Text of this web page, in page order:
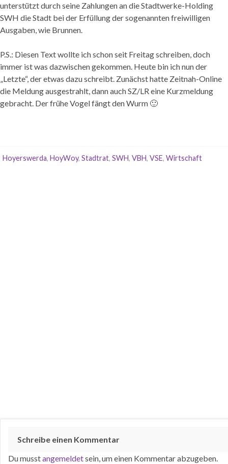
unterstützt durch seine Zahlungen an die Stadtwerke-Holding
SWH die Stadt bei der Erfüllung der sogenannten freiwilligen
Ausgaben, wie Brunnen.
P.S.: Diesen Text wollte ich schon seit Freitag schreiben, doch
immer ist was dazwischen gekommen. Heute bin ich nun der
„Letzte“, der etwas dazu schreibt. Zunächst hatte Zeitnah-Online
die Meldung ausgestrahlt, dann auch SZ/LR eine Kurzmeldung
gebracht. Der frühe Vogel fängt den Wurm 🙂
Hoyerswerda, HoyWoy, Stadtrat, SWH, VBH, VSE, Wirtschaft
Schreibe einen Kommentar
Du musstangemeldetsein, um einen Kommentar abzugeben.